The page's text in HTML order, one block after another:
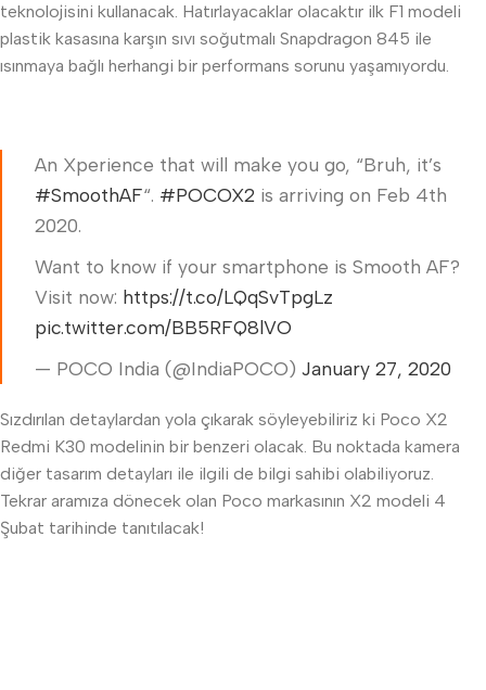
teknolojisini kullanacak. Hatırlayacaklar olacaktır ilk F1 modeli
plastik kasasına karşın sıvı soğutmalı Snapdragon 845 ile
ısınmaya bağlı herhangi bir performans sorunu yaşamıyordu.
An Xperience that will make you go, “Bruh, it’s
#SmoothAF“. #POCOX2 is arriving on Feb 4th
2020.
Want to know if your smartphone is Smooth AF?
Visit now: https://t.co/LQqSvTpgLz
pic.twitter.com/BB5RFQ8lVO
— POCO India (@IndiaPOCO) January 27, 2020
Sızdırılan detaylardan yola çıkarak söyleyebiliriz ki Poco X2
Redmi K30 modelinin bir benzeri olacak. Bu noktada kamera
diğer tasarım detayları ile ilgili de bilgi sahibi olabiliyoruz.
Tekrar aramıza dönecek olan Poco markasının X2 modeli 4
Şubat tarihinde tanıtılacak!